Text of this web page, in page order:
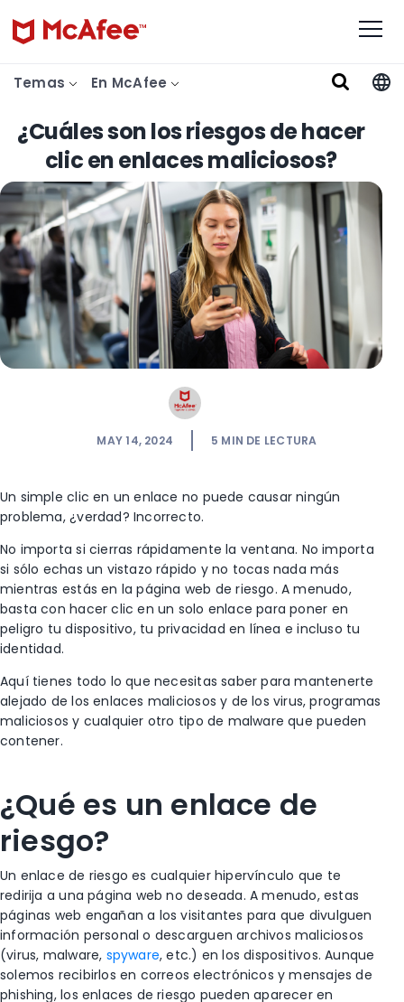
Temas En McAfee
¿Cuáles son los riesgos de hacer
clic en enlaces maliciosos?
MAY 14, 2024 5 MIN DE LECTURA
Un simple clic en un enlace no puede causar ningún
problema, ¿verdad? Incorrecto.
No importa si cierras rápidamente la ventana. No importa
si sólo echas un vistazo rápido y no tocas nada más
mientras estás en la página web de riesgo. A menudo,
basta con hacer clic en un solo enlace para poner en
peligro tu dispositivo, tu privacidad en línea e incluso tu
identidad.
Aquí tienes todo lo que necesitas saber para mantenerte
alejado de los enlaces maliciosos y de los virus, programas
maliciosos y cualquier otro tipo de malware que pueden
contener.
¿Qué es un enlace de
riesgo?
Un enlace de riesgo es cualquier hipervínculo que te
redirija a una página web no deseada. A menudo, estas
páginas web engañan a los visitantes para que divulguen
información personal o descarguen archivos maliciosos
(virus, malware, spyware, etc.) en los dispositivos. Aunque
solemos recibirlos en correos electrónicos y mensajes de
phishing, los enlaces de riesgo pueden aparecer en